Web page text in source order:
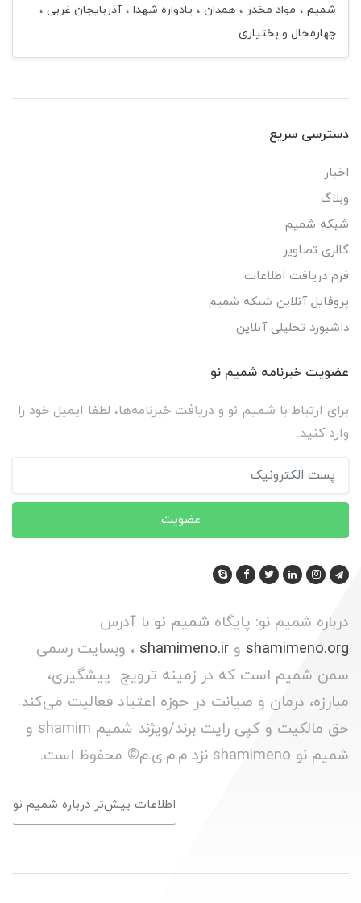
شمیم مواد مخدر همدان یادواره شهدا
آذربایجان غربی
چهارمحال و بختیاری
دسترسی سریع
اخبار
وبلاگ
شبکه شمیم
گالری تصاویر
فرم دریافت اطلاعات
پروفایل آنلاین شبکه شمیم
داشبورد تحلیلی آنلاین
عضویت خبرنامه شمیم نو
برای ارتباط با شمیم نو و دریافت خبرنامه‌ها، لطفا ایمیل خود را
وارد کنید.
عضویت
درباره شمیم نو: پایگاه شمیم نو با آدرس
shamimeno.org و shamimeno.ir ، وبسایت رسمی
سمن شمیم است که در زمینه ترویج پیشگیری،
مبارزه، درمان و صیانت در حوزه اعتیاد فعالیت می‌کند.
حق مالکیت و کپی رایت برند/ویژند شمیم shamim و
شمیم نو shamimeno نزد م.م.ی.م© محفوظ است.
اطلاعات بیش‌تر درباره شمیم نو